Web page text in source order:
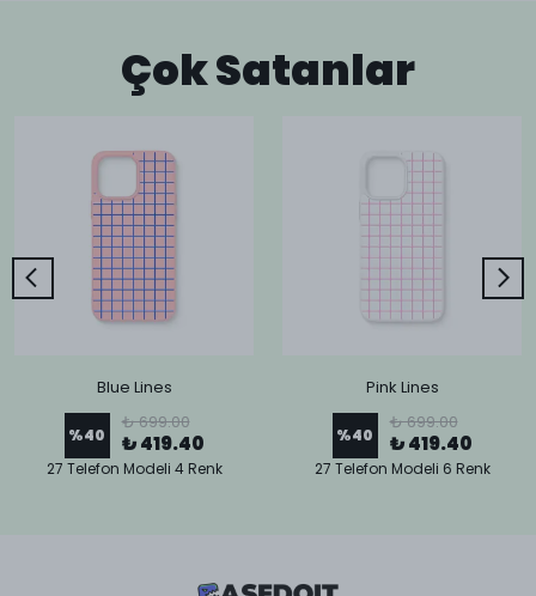
Çok Satanlar
Blue Lines
%40
₺ 699.00
₺ 419.40
27 Telefon Modeli 4 Renk
Pink Lines
%40
₺ 699.00
₺ 419.40
27 Telefon Modeli 6 Renk